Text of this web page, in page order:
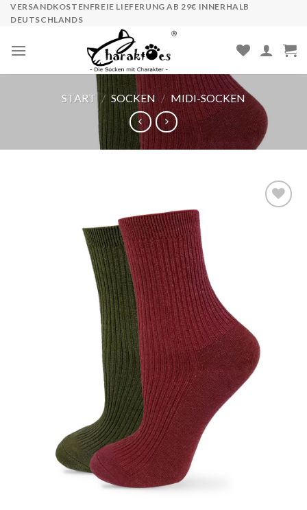
SkipVERSANDKOSTENFREIE LIEFERUNG AB 29€ INNERHALB
DEUTSCHLANDS
START / SOCKEN / MIDI-SOCKEN